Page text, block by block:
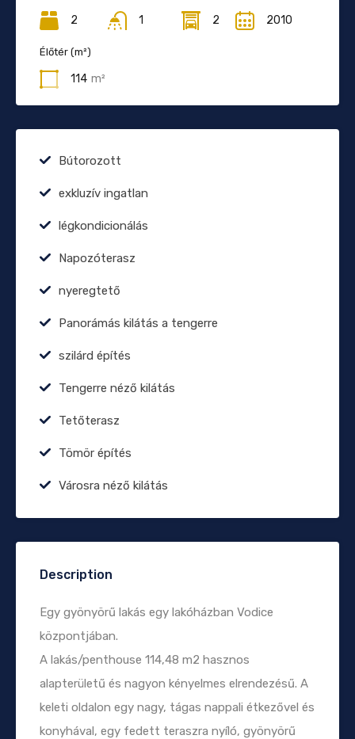
2 1 2 2010
Élőtér (m²)
114 m²
Bútorozott
exkluzív ingatlan
légkondicionálás
Napozóterasz
nyeregtető
Panorámás kilátás a tengerre
szilárd építés
Tengerre néző kilátás
Tetőterasz
Tömör építés
Városra néző kilátás
Description
Egy gyönyörű lakás egy lakóházban Vodice
központjában.
A lakás/penthouse 114,48 m2 hasznos
alapterületű és nagyon kényelmes elrendezésű. A
keleti oldalon egy nagy, tágas nappali étkezővel és
konyhával, egy fedett teraszra nyíló, gyönyörű